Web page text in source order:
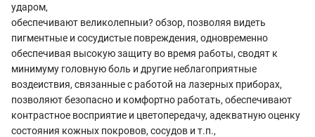
ударом,
обеспечивают великолепныи? обзор, позволяя видеть
пигментные и сосудистые повреждения, одновременно
обеспечивая высокую защиту во время работы, сводят к
минимуму головную боль и другие неблагоприятные
воздеиствия, связанные с работой на лазерных приборах,
позволяют безопасно и комфортно работать, обеспечивают
контрастное восприятие и цветопередачу, адекватную оценку
состояния кожных покровов, сосудов и т.п.,